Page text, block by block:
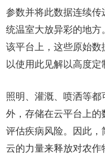
参数并将此数据连续
统温室大放异彩的地
该平台上，这些原始
以使用此见解以高度定
照明、灌溉、喷洒等
外，存储在云平台上
评估疾病风险。因此，
云的力量来释放对农